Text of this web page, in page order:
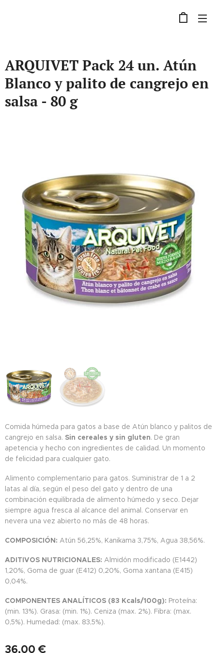
ARQUIVET Pack 24 un. Atún
Blanco y palito de cangrejo en
salsa - 80 g
Comida húmeda para gatos a base de Atún blanco y palitos de
cangrejo en salsa. Sin cereales y sin gluten. De gran
apetencia y hecho con ingredientes de calidad. Un momento
de felicidad para cualquier gato.
Alimento complementario para gatos. Suministrar de 1 a 2
latas al día, según el peso del gato y dentro de una
combinación equilibrada de alimento húmedo y seco. Dejar
siempre agua fresca al alcance del animal. Conservar en
nevera una vez abierto no más de 48 horas.
COMPOSICIÓN: Atún 56,25%, Kanikama 3,75%, Agua 38,56%.
ADITIVOS NUTRICIONALES: Almidón modificado (E1442)
1,20%, Goma de guar (E412) 0,20%, Goma xantana (E415)
0,04%.
COMPONENTES ANALÍTICOS (83 Kcals/100g): Proteína:
(min. 13%). Grasa: (min. 1%). Ceniza (max. 2%). Fibra: (max.
0,5%). Humedad: (max. 83,5%).
36,00 €